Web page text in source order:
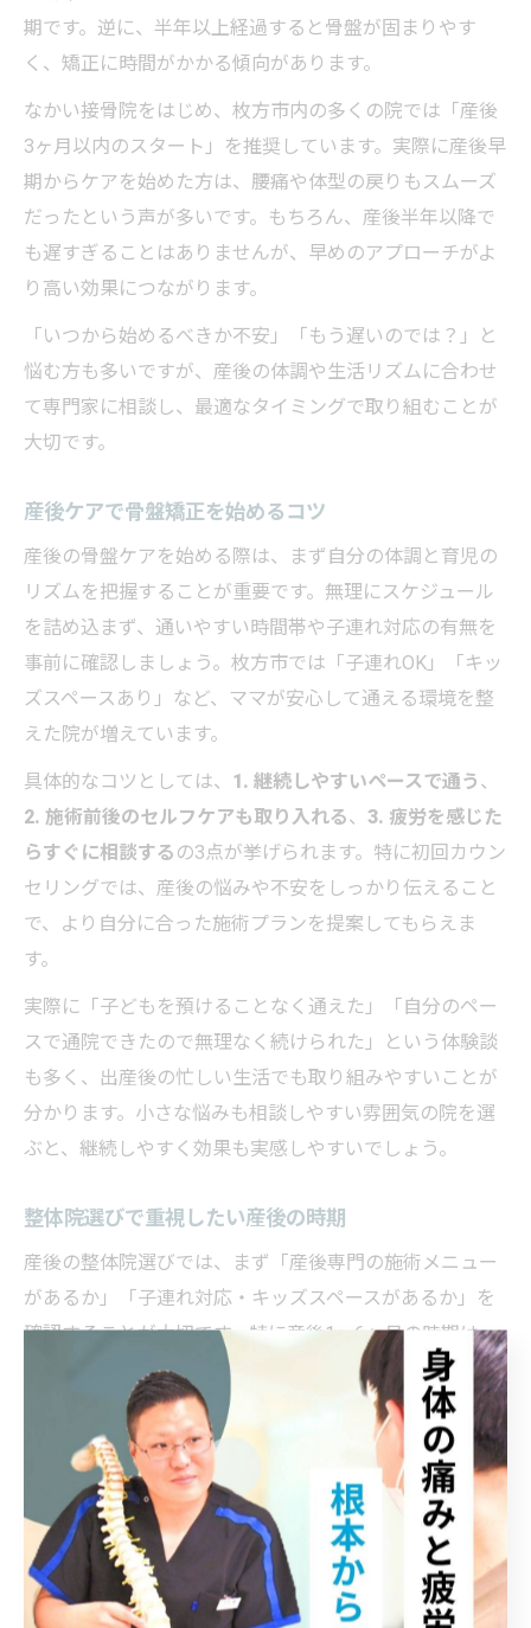
期です。逆に、半年以上経過すると骨盤が固まりやす
く、矯正に時間がかかる傾向があります。
なかい接骨院をはじめ、枚方市内の多くの院では「産後
3ヶ月以内のスタート」を推奨しています。実際に産後早
期からケアを始めた方は、腰痛や体型の戻りもスムーズ
だったという声が多いです。もちろん、産後半年以降で
も遅すぎることはありませんが、早めのアプローチがよ
り高い効果につながります。
「いつから始めるべきか不安」「もう遅いのでは？」と
悩む方も多いですが、産後の体調や生活リズムに合わせ
て専門家に相談し、最適なタイミングで取り組むことが
大切です。
産後ケアで骨盤矯正を始めるコツ
産後の骨盤ケアを始める際は、まず自分の体調と育児の
リズムを把握することが重要です。無理にスケジュール
を詰め込まず、通いやすい時間帯や子連れ対応の有無を
事前に確認しましょう。枚方市では「子連れOK」「キッ
ズスペースあり」など、ママが安心して通える環境を整
えた院が増えています。
具体的なコツとしては、 1. 継続しやすいペースで通う 、
2. 施術前後のセルフケアも取り入れる、 3. 疲労を感じた
らすぐに相談する の3点が挙げられます。特に初回カウン
セリングでは、産後の悩みや不安をしっかり伝えること
で、より自分に合った施術プランを提案してもらえま
す。
実際に「子どもを預けることなく通えた」「自分のペー
スで通院できたので無理なく続けられた」という体験談
も多く、出産後の忙しい生活でも取り組みやすいことが
分かります。小さな悩みも相談しやすい雰囲気の院を選
ぶと、継続しやすく効果も実感しやすいでしょう。
整体院選びで重視したい産後の時期
産後の整体院選びでは、まず「産後専門の施術メニュー
があるか」「子連れ対応・キッズスペースがあるか」を
確認することが大切です。特に産後1〜6ヶ月の時期は、
身体の回復と育児の両立が必要なため、ママがリラック
スできる環境が整っているかが重要なポイントとなりま
また、施術者が産後ケアの知識・経験を持っているか、
カウンセリングが丁寧かどうかもチェックしましょう。
なかい接骨院など枚方市内の院では、産後の体調や時期
に合わせたオーダーメイド施術が可能な場合が多く、安